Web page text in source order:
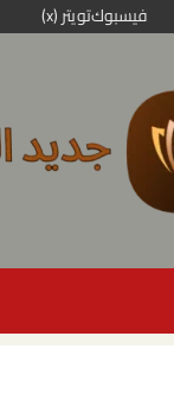
فيسبوكتويتر (x)